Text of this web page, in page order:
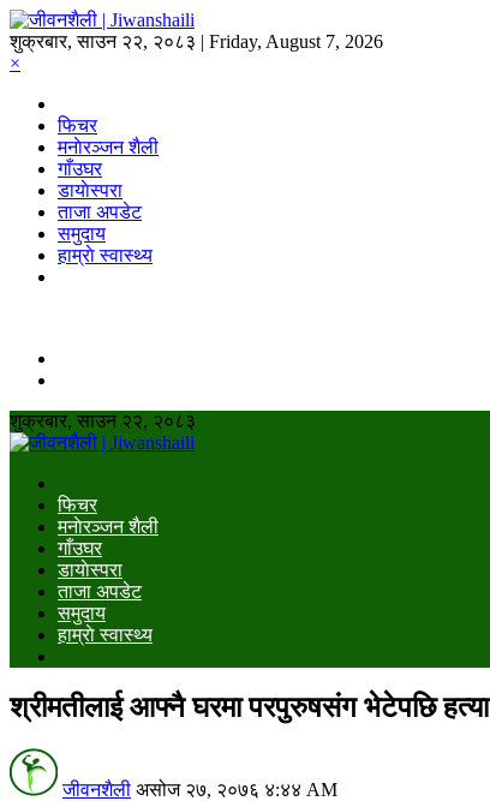
शुक्रबार, साउन २२, २०८३ | Friday, August 7, 2026
×
फिचर
मनाेरञ्जन शैली
गाँउघर
डायाेस्परा
ताजा अपडेट
समुदाय
हाम्राे स्वास्थ्य
शुक्रबार, साउन २२, २०८३
फिचर
मनाेरञ्जन शैली
गाँउघर
डायाेस्परा
ताजा अपडेट
समुदाय
हाम्राे स्वास्थ्य
श्रीमतीलाई आफ्नै घरमा परपुरुषसंग भेटेपछि हत्या
जीवनशैली असोज २७, २०७६ ४:४४ AM